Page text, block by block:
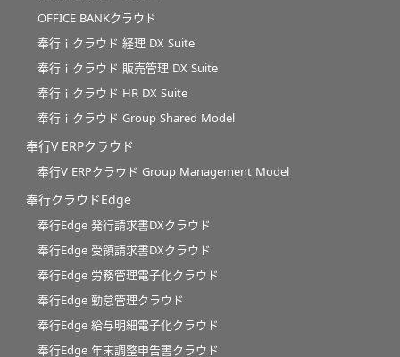
OFFICE BANKクラウド
奉行ｉクラウド 経理 DX Suite
奉行ｉクラウド 販売管理 DX Suite
奉行ｉクラウド HR DX Suite
奉行ｉクラウド Group Shared Model
奉行V ERPクラウド
奉行V ERPクラウド Group Management Model
奉行クラウドEdge
奉行Edge 発行請求書DXクラウド
奉行Edge 受領請求書DXクラウド
奉行Edge 労務管理電子化クラウド
奉行Edge 勤怠管理クラウド
奉行Edge 給与明細電子化クラウド
奉行Edge 年末調整申告書クラウド